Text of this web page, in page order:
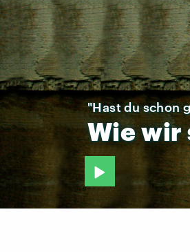
"Hast du schon
Wiewir